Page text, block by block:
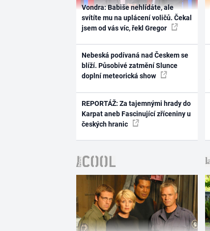
Vondra: Babiše nehlídáte, ale
svítíte mu na uplácení voličů. Čekal
jsem od vás víc, řekl Gregor
Nebeská podívaná nad Českem se
blíží. Působivé zatmění Slunce
doplní meteorická show
REPORTÁŽ: Za tajemnými hrady do
Karpat aneb Fascinující zříceniny u
českých hranic